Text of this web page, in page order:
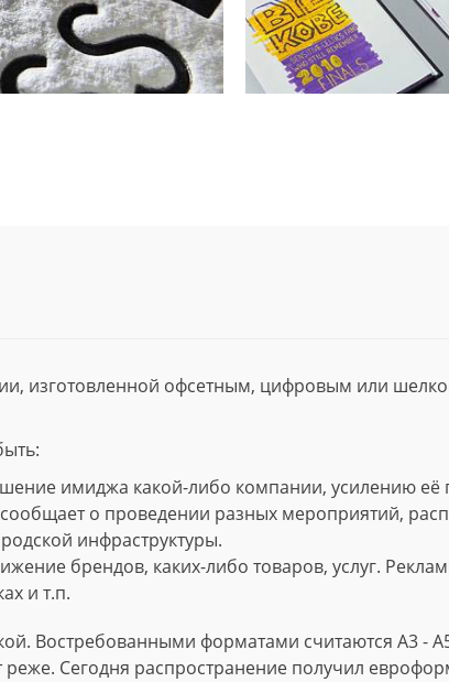
изготовленной офсетным, цифровым или
имиджа какой-либо компании, усилению её
о проведении разных мероприятий,
инфраструктуры.
брендов, каких-либо товаров, услуг.
и т.п.
Востребованными форматами считаются А3 -
Сегодня распространение получил